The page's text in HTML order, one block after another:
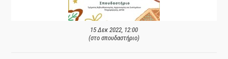
15 Δεκ 2022, 12:00
(στο σπουδαστήριο)